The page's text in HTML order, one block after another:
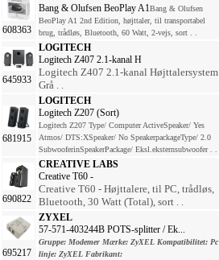
608363
Bang & Olufsen BeoPlay A1Bang & Olufsen
BeoPlay A1 2nd Edition, højttaler, til transportabel
brug, trådløs, Bluetooth, 60 Watt, 2-vejs, sort . .
645933
LOGITECH
Logitech Z407 2.1-kanal H
Logitech Z407 2.1-kanal Højttalersystem
Grå . .
681915
LOGITECH
Logitech Z207 (Sort)
Logitech Z207 Type/ Computer ActiveSpeaker/ Yes
Atmos/ DTS:XSpeaker/ No SpeakerpackageType/ 2.0
SubwooferinSpeakerPackage/ Eksl.eksternsubwoofer . .
690822
CREATIVE LABS
Creative T60 -
Creative T60 - Højttalere, til PC, trådløs,
Bluetooth, 30 Watt (Total), sort . .
695217
ZYXEL
57-571-403244B POTS-splitter / Ek...
Gruppe: Modemer Mærke: ZyXEL Kompatibilitet: Pc
linje: ZyXEL Fabrikant: